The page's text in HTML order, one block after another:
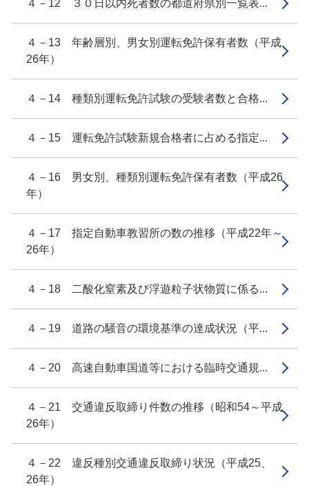
４－12 ３０日以内死者数の都道府県別一覧表...
４－13 年齢層別、男女別運転免許保有者数（平成
26年）
４－14 種類別運転免許試験の受験者数と合格...
４－15 運転免許試験新規合格者に占める指定...
４－16 男女別、種類別運転免許保有者数（平成26
年）
４－17 指定自動車教習所の数の推移（平成22年～
26年）
４－18 二酸化窒素及び浮遊粒子状物質に係る...
４－19 道路の騒音の環境基準の達成状況（平...
４－20 高速自動車国道等における臨時交通規...
４－21 交通違反取締り件数の推移（昭和54～平成
26年）
４－22 違反種別交通違反取締り状況（平成25、
26年）